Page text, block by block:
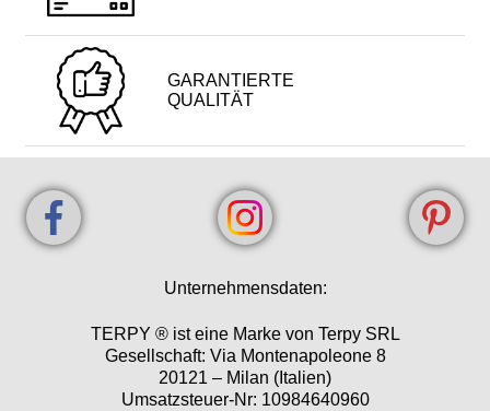
GARANTIERTE
QUALITÄT
Unternehmensdaten:
TERPY ® ist eine Marke von Terpy SRL
Gesellschaft: Via Montenapoleone 8
20121 – Milan (Italien)
Umsatzsteuer-Nr: 10984640960